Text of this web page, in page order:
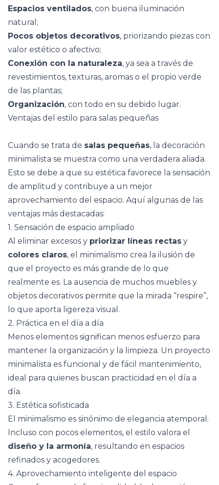
Espacios ventilados, con buena iluminación
natural;
Pocos objetos decorativos, priorizando piezas con
valor estético o afectivo;
Conexión con la naturaleza, ya sea a través de
revestimientos, texturas, aromas o el propio verde
de las plantas;
Organización, con todo en su debido lugar.
Ventajas del estilo para salas pequeñas
Cuando se trata de salas pequeñas, la decoración
minimalista se muestra como una verdadera aliada.
Esto se debe a que su estética favorece la sensación
de amplitud y contribuye a un mejor
aprovechamiento del espacio. Aquí algunas de las
ventajas más destacadas:
1. Sensación de espacio ampliado
Al eliminar excesos y priorizar líneas rectas y
colores claros, el minimalismo crea la ilusión de
que el proyecto es más grande de lo que
realmente es. La ausencia de muchos muebles y
objetos decorativos permite que la mirada “respire”,
lo que aporta ligereza visual.
2. Práctica en el día a día
Menos elementos significan menos esfuerzo para
mantener la organización y la limpieza. Un proyecto
minimalista es funcional y de fácil mantenimiento,
ideal para quienes buscan practicidad en el día a
día.
3. Estética sofisticada
El minimalismo es sinónimo de elegancia atemporal .
Incluso con pocos elementos, el estilo valora el
diseño y la armonía, resultando en espacios
refinados y acogedores.
4. Aprovechamiento inteligente del espacio